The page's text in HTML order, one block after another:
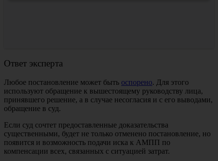
Ответ эксперта
Любое постановление может быть оспорено. Для этого
используют обращение к вышестоящему руководству лица,
принявшего решение, а в случае несогласия и с его выводами,
обращение в суд.
Если суд сочтет предоставленные доказательства
существенными, будет не только отменено постановление, но
появится и возможность подачи иска к АМПП по
компенсации всех, связанных с ситуацией затрат.